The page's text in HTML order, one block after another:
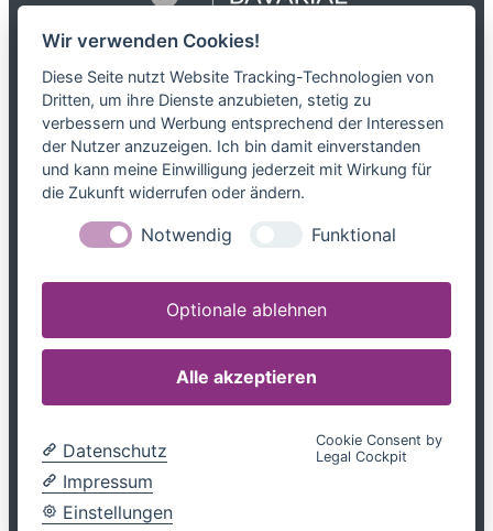
Das Netzwerk
Partnerkanzleien
Karriere
Kontakt
Leistungen
Downloads
Tel. 0800 599699799
info@mandatum-bavariae.de
Wir verwenden Cookies!
Diese Seite nutzt Website Tracking-Technologien von
Dritten, um ihre Dienste anzubieten, stetig zu
verbessern und Werbung entsprechend der Interessen
der Nutzer anzuzeigen. Ich bin damit einverstanden
und kann meine Einwilligung jederzeit mit Wirkung für
die Zukunft widerrufen oder ändern.
Notwendig Funktional
Optionale ablehnen
Alle akzeptieren
Datenschutz
Impressum
Einstellungen
Cookie Consent by
Legal Cockpit